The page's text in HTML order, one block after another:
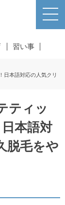
習い事
日本語対応の人気クリ
ティッ
本語対
脱毛をや